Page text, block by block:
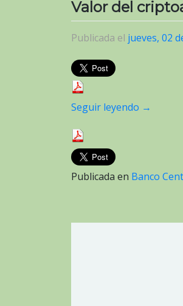
Valor del
Publicada el jueves, 02
Seguir leyendo →
Publicada en Banco